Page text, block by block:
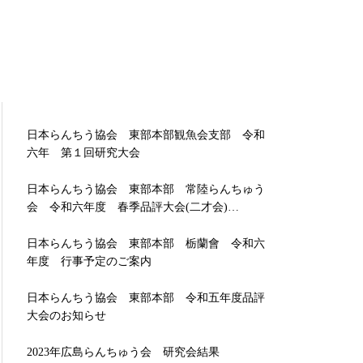
日本らんちう協会 東部本部観魚会支部 令和
六年 第１回研究大会
日本らんちう協会 東部本部 常陸らんちゅう
会 令和六年度 春季品評大会(二才会)…
日本らんちう協会 東部本部 栃蘭會 令和六
年度 行事予定のご案内
日本らんちう協会 東部本部 令和五年度品評
大会のお知らせ
2023年広島らんちゅう会 研究会結果